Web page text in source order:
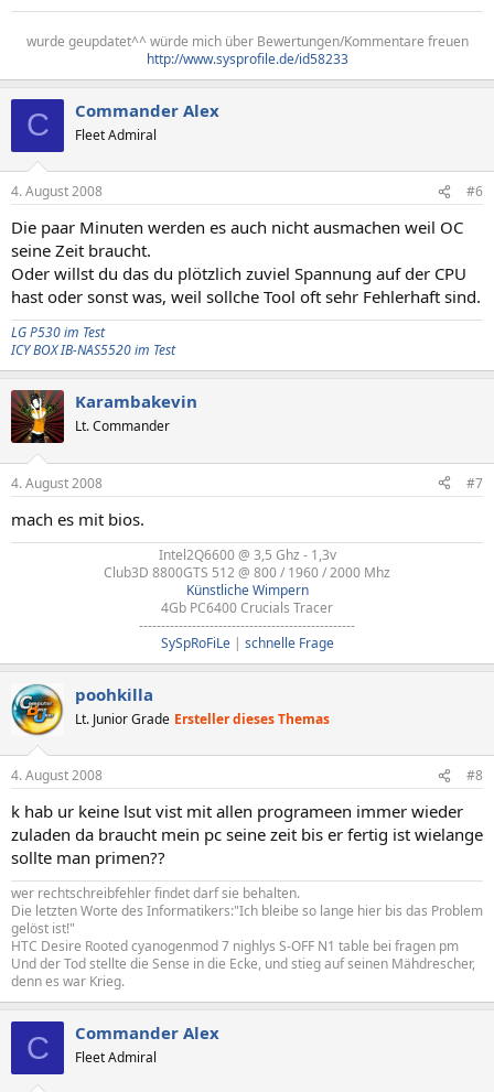
wurde geupdatet^^ würde mich über Bewertungen/Kommentare freuen
http://www.sysprofile.de/id58233
C Commander Alex
Fleet Admiral
4. August 2008 #6
Die paar Minuten werden es auch nicht ausmachen weil OC
seine Zeit braucht.
Oder willst du das du plötzlich zuviel Spannung auf der CPU
hast oder sonst was, weil sollche Tool oft sehr Fehlerhaft sind.
LG P530 im Test
ICY BOX IB-NAS5520 im Test
Karambakevin
Lt. Commander
4. August 2008 #7
mach es mit bios.
Intel2Q6600 @ 3,5 Ghz - 1,3v​
Club3D 8800GTS 512 @ 800 / 1960 / 2000 Mhz​
Künstliche Wimpern
4Gb PC6400 Crucials Tracer​
-------------------------------------------------​
SySpRoFiLe | schnelle Frage
poohkilla
Lt. Junior Grade Ersteller dieses Themas
4. August 2008 #8
k hab ur keine lsut vist mit allen programeen immer wieder
zuladen da braucht mein pc seine zeit bis er fertig ist wielange
sollte man primen??
wer rechtschreibfehler findet darf sie behalten.
Die letzten Worte des Informatikers:"Ich bleibe so lange hier bis das Problem
gelöst ist!"
HTC Desire Rooted cyanogenmod 7 nighlys S-OFF N1 table bei fragen pm
Und der Tod stellte die Sense in die Ecke, und stieg auf seinen Mähdrescher,
denn es war Krieg.
C Commander Alex
Fleet Admiral